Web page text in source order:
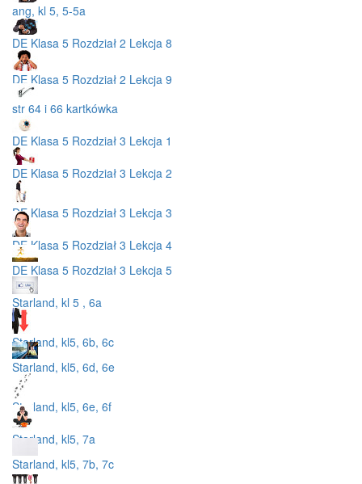
ang, kl 5, 5-5a
DE Klasa 5 Rozdział 2 Lekcja 8
DE Klasa 5 Rozdział 2 Lekcja 9
str 64 i 66 kartkówka
DE Klasa 5 Rozdział 3 Lekcja 1
DE Klasa 5 Rozdział 3 Lekcja 2
DE Klasa 5 Rozdział 3 Lekcja 3
DE Klasa 5 Rozdział 3 Lekcja 4
DE Klasa 5 Rozdział 3 Lekcja 5
Starland, kl 5 , 6a
Starland, kl5, 6b, 6c
Starland, kl5, 6d, 6e
Starland, kl5, 6e, 6f
Starland, kl5, 7a
Starland, kl5, 7b, 7c